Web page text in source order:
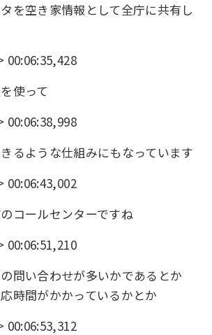
を空き家情報として全庁に共有し
00:06:35,428
使って
00:06:38,998
るような仕組みにもなっています
00:06:43,002
コールセンターですね
00:06:51,210
問い合わせが多いかであるとか
時間がかかっているかとか
00:06:53,312